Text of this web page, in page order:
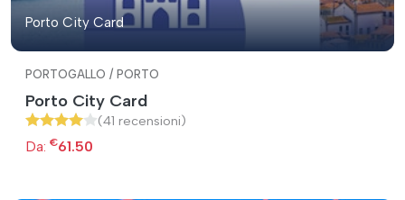
Porto City Card
PORTOGALLO / PORTO
Porto City Card
(41 recensioni)
Da: €61.50